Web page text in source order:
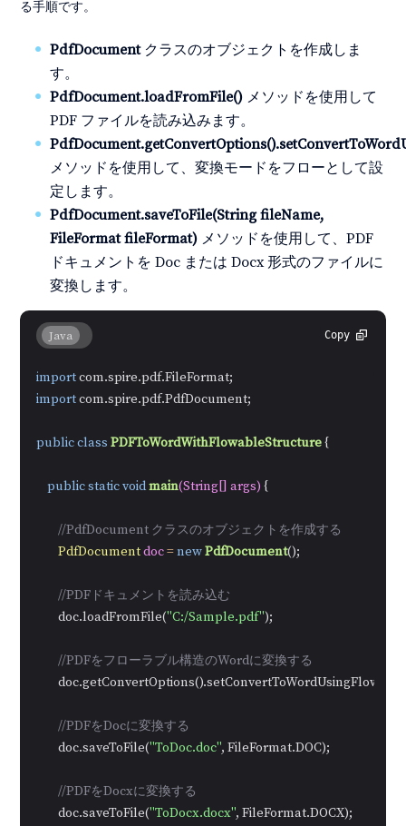
る手順です。
PdfDocumentクラスのオブジェクトを作成しま
す。
PdfDocument.loadFromFile() メソッドを使用して
PDF ファイルを読み込みます。
メソッドを使用して、変換モードをフローとして設
定します。
PdfDocument.saveToFile(String fileName,
FileFormat fileFormat) メソッドを使用して、PDF
ドキュメントを Doc または Docx 形式のファイルに
変換します。
Java Copy
import
import com.spire.pdf.PdfDocument;
publicclass PDFToWordWithFlowableStructure {
publicstaticvoidmain(String[] args) {
//PdfDocument クラスのオブジェクトを作成する
PdfDocumentdoc=newPdfDocument();
//PDFドキュメントを読み込む
        doc.loadFromFile(
"C:/Sample.pdf");
//PDFをフローラブル構造のWordに変換する
        doc.getConvertOptions().setConvertToWordUsingFlow(
//PDFをDocに変換する
        doc.saveToFile(
"ToDoc.doc", FileFormat.DOC);
//PDFをDocxに変換する
        doc.saveToFile(
"ToDocx.docx", FileFormat.DOCX);